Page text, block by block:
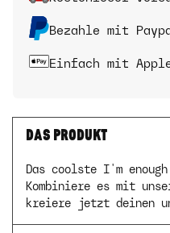
Bezahle mit
Einfach mit
DAS PRODUKT
Das coolste I'm
Kombiniere es mit
kreiere jetzt deinen